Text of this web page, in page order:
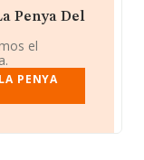
Penya Del
el
PENYA